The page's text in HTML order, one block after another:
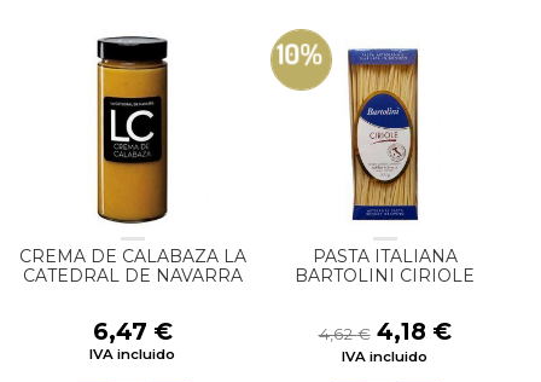
CREMA DE CALABAZA LA
CATEDRAL DE NAVARRA
6,47 €
IVA incluido
10%
PASTA ITALIANA
BARTOLINI CIRIOLE
4,62€ El
precio
4,18 €El
IVA incluido